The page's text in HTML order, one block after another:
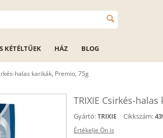
KÉTÉLTŰEK HÁZ BLOG
halas karikák, Premio, 75g
TRIXIE Csirkés-
Gyártó: TRIXIE Cikkszám:
Értékelje Ön is